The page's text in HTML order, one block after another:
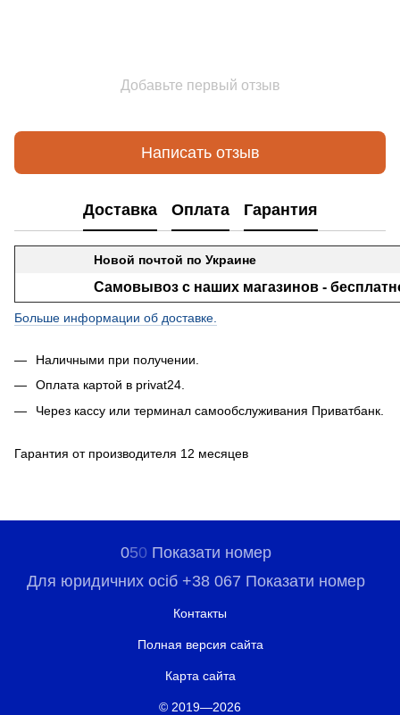
Добавьте первый отзыв
Написать отзыв
Доставка Оплата Гарантия
Новой почтой по Украине
Самовывоз с наших магазинов -
Больше информации об доставке.
Наличными при получении.
Оплата картой в privat24.
Через кассу или терминал самообслуживания Приватбанк.
Гарантия от производителя 12 месяцев
050 Показати номер
Для юридичних осіб +38 067 Показати номер
Контакты
Полная версия сайта
Карта сайта
© 2019—2026